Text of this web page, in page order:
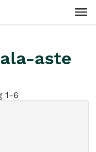
aste
1-6